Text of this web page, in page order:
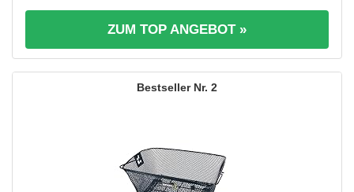
ZUM TOP ANGEBOT »
2